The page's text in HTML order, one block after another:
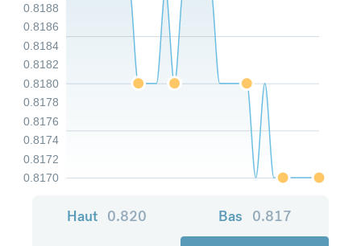
0.8170
0.8172
0.8174
0.8176
0.8178
0.8180
0.8182
0.8184
0.8186
0.8188
Haut 0.820 Bas 0.817